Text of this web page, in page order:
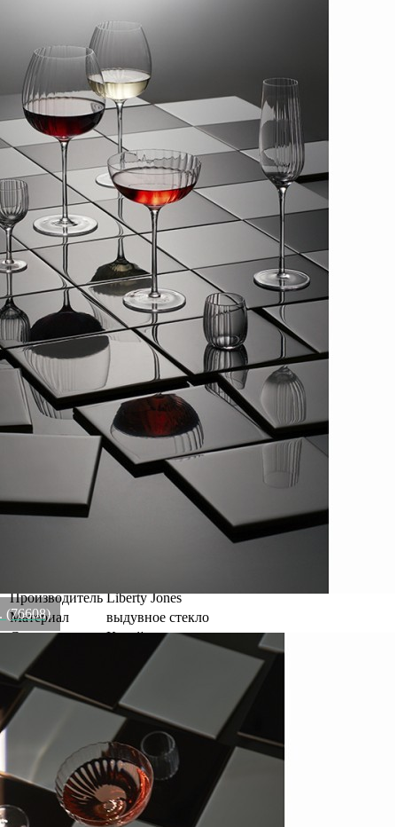
(76608)
Обзор
Характеристики
Отзывы0
Бокалы для вина Alice созданы с вниманием к деталям, что
позволяет им стать заметным акцентом любой сервировки.
Особенности и преимущества: - Изделия выполнены из
выдувного стекла ручным способом, что обеспечивает им
неповторимый вид и высокие эксплуатационные
характеристики. - Материал является гигиеничным,
химически нейтральным, обладает прочностью,
долговечностью и прекрасной прозрачностью. - Бокал имеет
небольшой вес и удобно сидит в руке, что позволяет
чувствовать комфорт каждый раз, как только вы его
поднимаете. - Сочетание гладких и рельефных фактур делает
дизайн интересным и дарит приятные тактильные ощущения.
Уникальная дизайнерская коллекция Alice позволит вам
окунуться в сказочную атмосферу страны чудес, где
реальность превращается в фантазию, а зазеркалье открывает
новые грани красоты! Каждый бокал и стакан – это
неповторимое произведение искусства из выдувного стекла
ручной работы. Главной особенностью линейки является
необычное сочетание гладких и рельефных поверхностей, а
также золотистые акценты, которые создают волшебные
блики и усиливают блеск стеклянных граней. Материал:
выдувное стекло. Объем: 800 мл. Количество в наборе: 4 шт.
Рекомендуется очищение ручным способом при помощи
мягкой губки с жидким моющим средством.
Производитель Liberty Jones
Материал
выдувное стекло
Страна
Китай
Длина
10.8 см
Цвет
прозрачный
Категория
Бар
Штрихкод
4650197769943
Россия
Рассказать друзьям!
Купить Набор бокалов для вина alice, 800 мл, 4 шт. (76608)
Артикул:LJ000098-FD(U)
В наличии